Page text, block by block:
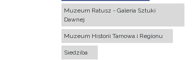
Muzeum Ratusz - Galeria Sztuki
Dawnej
Muzeum Historii Tarnowa i Regionu
Siedziba